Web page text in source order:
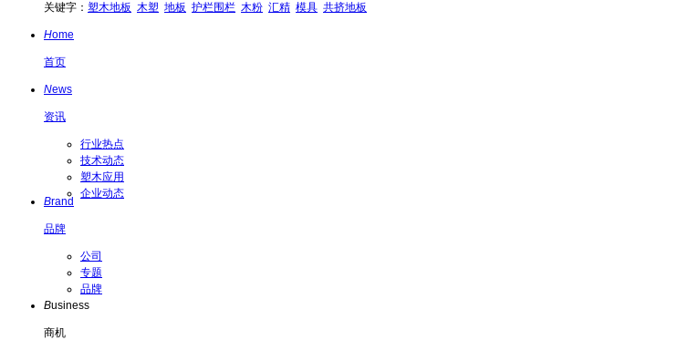
关键字： 塑木地板 木塑 地板 护栏围栏 木粉 汇精 模具 共挤地板
Home
首页
News
资讯
行业热点
技术动态
塑木应用
企业动态
Brand
品牌
公司
专题
品牌
Business
商机